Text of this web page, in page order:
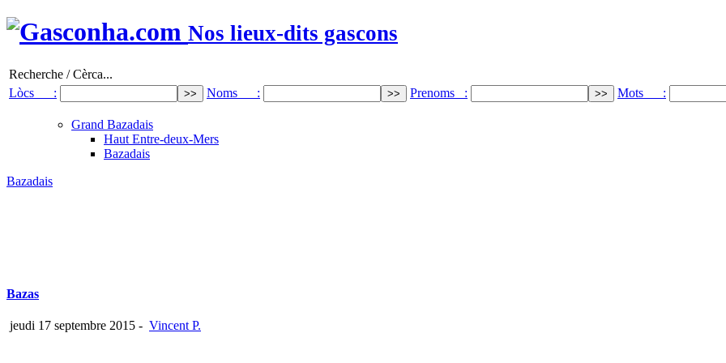
Nos lieux-dits gascons
Recherche / Cèrca...
Lòcs :
Noms : Prenoms : Mots :
Grand Bazadais
Haut Entre-deux-Mers
Bazadais
Bazadais
Bazas
jeudi 17 septembre 2015 - Vincent P.